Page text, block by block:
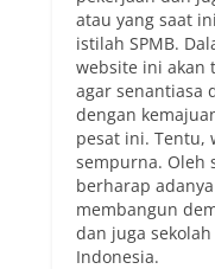
atau yang saat
istilah SPMB.
website ini akan
agar senantiasa
dengan
pesat ini. Tentu,
sempurna. Oleh
berharap
membangun
dan juga
Indonesia.